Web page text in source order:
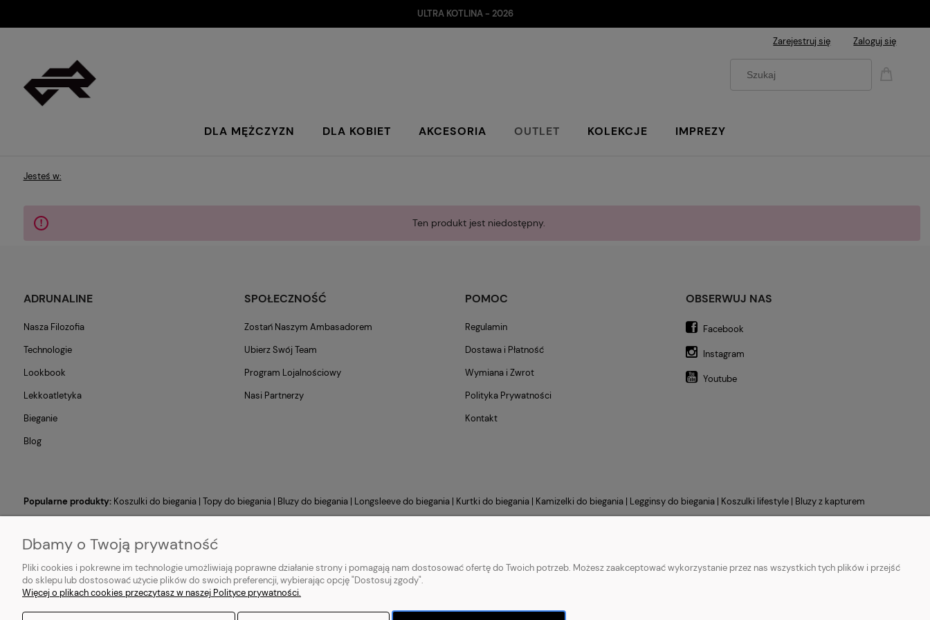
ULTRA KOTLINA - 2026
Zarejestruj się Zaloguj się
DLA MĘŻCZYZN DLA KOBIET AKCESORIA OUTLET KOLEKCJE IMPREZY
Jesteś w:
Ten produkt jest niedostępny.
ADRUNALINE
Nasza Filozofia
Technologie
Lookbook
Lekkoatletyka
Bieganie
Blog
SPOŁECZNOŚĆ
Zostań Naszym Ambasadorem
Ubierz Swój Team
Program Lojalnościowy
Nasi Partnerzy
POMOC
Regulamin
Dostawa i Płatność
Wymiana i Zwrot
Polityka Prywatności
Kontakt
OBSERWUJ NAS
Facebook
Instagram
Youtube
Popularne produkty: Koszulki do biegania | Topy do biegania | Bluzy do biegania | Longsleeve do biegania | Kurtki do biegania | Kamizelki do biegania | Legginsy do biegania | Koszulki lifestyle | Bluzy z kapturem
Sklep internetowy Shoper.pl
Dbamy o Twoją prywatność
Pliki cookies i pokrewne im technologie umożliwiają poprawne działanie strony i pomagają nam dostosować ofertę do Twoich potrzeb. Możesz zaakceptować wykorzystanie przez nas wszystkich tych plików i przejść
do sklepu lub dostosować użycie plików do swoich preferencji, wybierając opcję "Dostosuj zgody".
Więcej o plikach cookies przeczytasz w naszej Polityce prywatności.